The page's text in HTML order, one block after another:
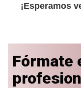
¡Esperamos
Fórmate